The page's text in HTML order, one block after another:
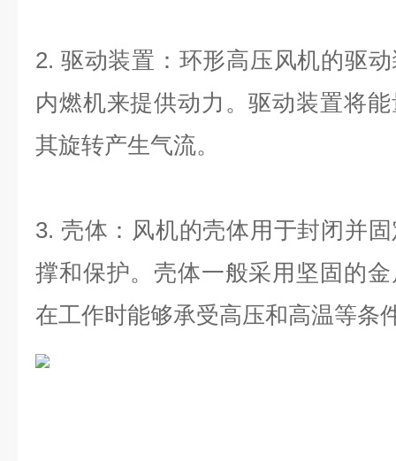
2. 驱动装置：环形高压风机的驱
内燃机来提供动力。驱动装置将
其旋转产生气流。
3. 壳体：风机的壳体用于封闭并
撑和保护。壳体一般采用坚固的
在工作时能够承受高压和高温等条